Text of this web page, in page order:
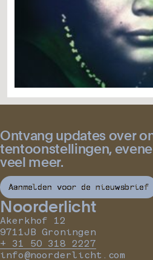
Ontvang updates over
tentoonstellingen,
veel meer.
Aanmelden voor de nieuwsbrief
Noorderlicht
Akerkhof 12
9711JB Groningen
+ 31 50 318 2227
info@noorderlicht.com